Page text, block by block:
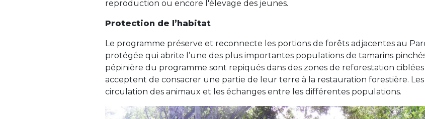
reproduction ou encore l'élevage des jeunes.
Protection de l’habitat
Le programme préserve et reconnecte les portions de forêts adjacentes au
protégée qui abrite l’une des plus importantes populations de tamarins
pépinière du programme sont repiqués dans des zones de reforestation
acceptent de consacrer une partie de leur terre à la restauration forestière.
circulation des animaux et les échanges entre les différentes populations.